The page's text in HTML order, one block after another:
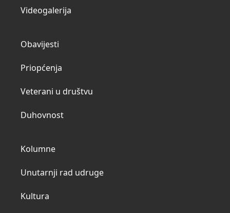
Videogalerija
Obavijesti
Priopćenja
Veterani u društvu
Duhovnost
Kolumne
Unutarnji rad udruge
Kultura